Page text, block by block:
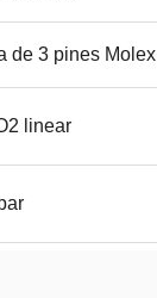
de 3 pines Molex
linear